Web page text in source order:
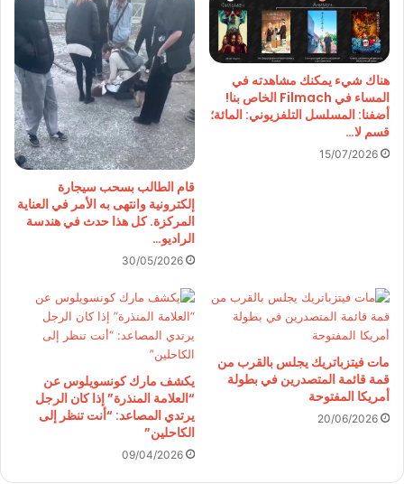
هناك شيء يمكنك مشاهدته في
المساء في Filmach الخاص بنا!
أضفنا: المسلسل التلفزيوني: المائة؛
قسم لا…
15/07/2026
قام الطالب بسحب سيجارة
إلكترونية وانتهى به الأمر في العناية
المركزة. كل هذا حدث في هندسة
الراديو…
30/05/2026
مات فيتزباتريك يجلس بالقرب من
قمة قائمة المتصدرين في بطولة
أمريكا المفتوحة
20/06/2026
يكشف مارك كونسويلوس عن
“العلامة المنذرة” إذا كان الرجل
يرتدي المصاعد: “أنت تنظر إلى
الكاحلين”
09/04/2026